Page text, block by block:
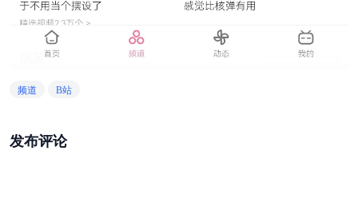
频道 B站
发布评论